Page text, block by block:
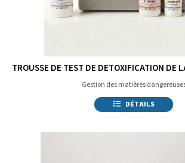
TROUSSE DE TEST DE DETOXIFICATION DE
Gestion des matières
DÉTAILS